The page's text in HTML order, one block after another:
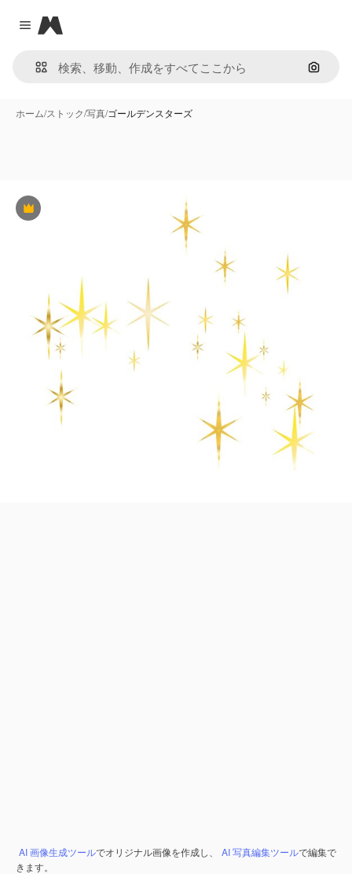
Close menu
Magnific
画像で
ホーム/ストック/写真/ゴールデンスターズ
Premium
AI 画像生成ツールでオリジナル画像を作成し、 AI 写真編集ツールで編集で
きます。